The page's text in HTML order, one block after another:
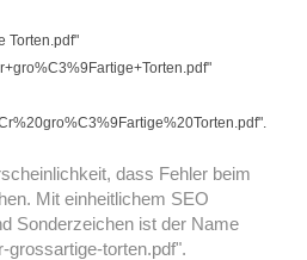
Torten.pdf"
dass Fehler beim
Mit einheitlichem SEO
Sonderzeichen ist der Name
grossartige-torten.pdf".